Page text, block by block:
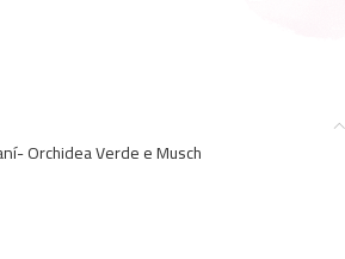
Orchidea Verde e Musch